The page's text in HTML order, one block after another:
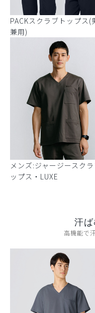
PACKスクラブトップス(
兼用)
メンズ:ジャージースクラ
ップス・LUXE
汗
高機能で